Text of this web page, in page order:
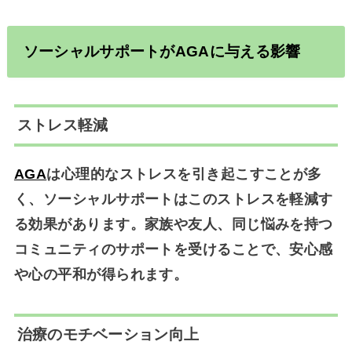
ソーシャルサポートがAGAに与える影響
ストレス軽減
AGAは心理的なストレスを引き起こすことが多
く、ソーシャルサポートはこのストレスを軽減す
る効果があります。家族や友人、同じ悩みを持つ
コミュニティのサポートを受けることで、安心感
や心の平和が得られます。
治療のモチベーション向上